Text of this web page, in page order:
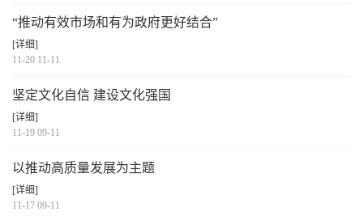
“推动有效市场和有为政府更好结合”
[详细]
11-20 11-11
坚定文化自信 建设文化强国
[详细]
11-19 09-11
以推动高质量发展为主题
[详细]
11-17 09-11